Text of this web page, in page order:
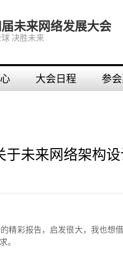
未来网络发展大会
球 决胜未来
大会日程 参
于未来网络架构
精彩报告，启发很大，我也想
。